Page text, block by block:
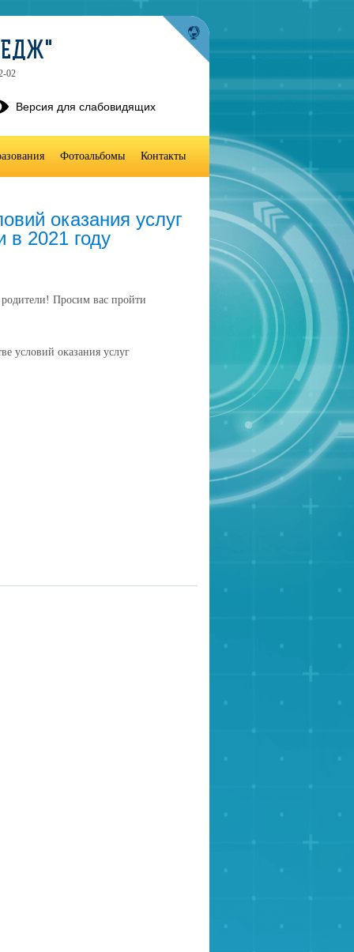
оказания услуг
в 2021 году
родители! Просим вас пройти
условий оказания услуг
02
Версия для слабовидящих
Фотоальбомы Контакты